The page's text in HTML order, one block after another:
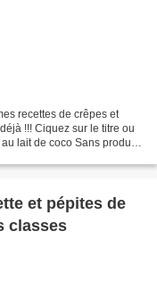
recettes de crêpes et
!!! Ciquez sur le titre ou
lait de coco Sans produits
et pépites de
classes